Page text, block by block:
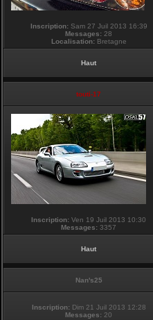
Inscription:Sam 27 Juil 2013 16:39
Messages: 28
Localisation:Bretagne
Haut
touti-17
Inscription: Ven 19 Juil 2013 10:30
Messages: 3357
Haut
Nan's25
Inscription: Dim 21 Juil 2013 12:28
Messages: 20